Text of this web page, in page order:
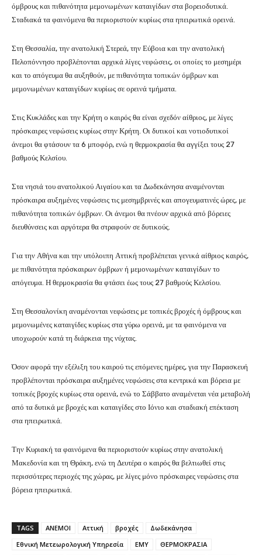
όμβρους και πιθανότητα μεμονωμένων καταιγίδων στα βορειοδυτικά.
Σταδιακά τα φαινόμενα θα περιοριστούν κυρίως στα ηπειρωτικά ορεινά.
Στη Θεσσαλία, την ανατολική Στερεά, την Εύβοια και την ανατολική
Πελοπόννησο προβλέπονται αρχικά λίγες νεφώσεις, οι οποίες το μεσημέρι
και το απόγευμα θα αυξηθούν, με πιθανότητα τοπικών όμβρων και
μεμονωμένων καταιγίδων κυρίως σε ορεινά τμήματα.
Στις Κυκλάδες και την Κρήτη ο καιρός θα είναι σχεδόν αίθριος, με λίγες
πρόσκαιρες νεφώσεις κυρίως στην Κρήτη. Οι δυτικοί και νοτιοδυτικοί
άνεμοι θα φτάσουν τα 6 μποφόρ, ενώ η θερμοκρασία θα αγγίξει τους 27
βαθμούς Κελσίου.
Στα νησιά του ανατολικού Αιγαίου και τα Δωδεκάνησα αναμένονται
πρόσκαιρα αυξημένες νεφώσεις τις μεσημβρινές και απογευματινές ώρες, με
πιθανότητα τοπικών όμβρων. Οι άνεμοι θα πνέουν αρχικά από βόρειες
διευθύνσεις και αργότερα θα στραφούν σε δυτικούς.
Για την Αθήνα και την υπόλοιπη Αττική προβλέπεται γενικά αίθριος καιρός,
με πιθανότητα πρόσκαιρων όμβρων ή μεμονωμένων καταιγίδων το
απόγευμα. Η θερμοκρασία θα φτάσει έως τους 27 βαθμούς Κελσίου.
Στη Θεσσαλονίκη αναμένονται νεφώσεις με τοπικές βροχές ή όμβρους και
μεμονωμένες καταιγίδες κυρίως στα γύρω ορεινά, με τα φαινόμενα να
υποχωρούν κατά τη διάρκεια της νύχτας.
Όσον αφορά την εξέλιξη του καιρού τις επόμενες ημέρες, για την Παρασκευή
προβλέπονται πρόσκαιρα αυξημένες νεφώσεις στα κεντρικά και βόρεια με
τοπικές βροχές κυρίως στα ορεινά, ενώ το Σάββατο αναμένεται νέα μεταβολή
από τα δυτικά με βροχές και καταιγίδες στο Ιόνιο και σταδιακή επέκταση
στα ηπειρωτικά.
Την Κυριακή τα φαινόμενα θα περιοριστούν κυρίως στην ανατολική
Μακεδονία και τη Θράκη, ενώ τη Δευτέρα ο καιρός θα βελτιωθεί στις
περισσότερες περιοχές της χώρας, με λίγες μόνο πρόσκαιρες νεφώσεις στα
βόρεια ηπειρωτικά.
TAGS ΑΝΕΜΟΙ Αττική βροχές
Δωδεκάνησα
Εθνική Μετεωρολογική Υπηρεσία
ΕΜΥ
ΘΕΡΜΟΚΡΑΣΙΑ